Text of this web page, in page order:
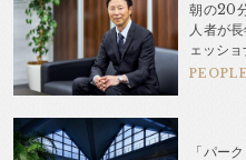
朝の20
人者が
ェッショ
PEOPLE
「パー